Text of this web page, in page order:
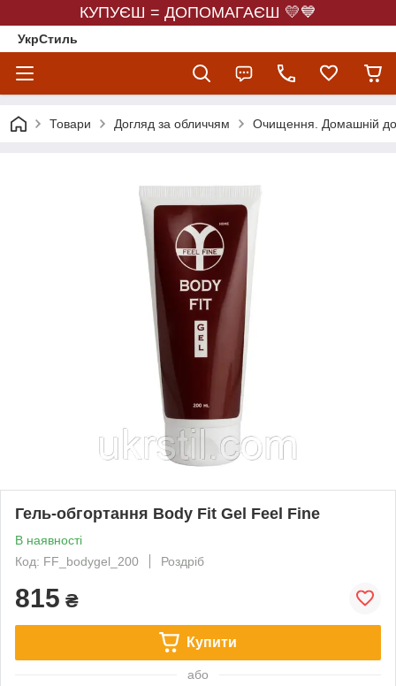
КУПУЄШ = ДОПОМАГАЄШ 💛💙
УкрСтиль
Товари Догляд за обличчям Очищення. Домашній
Гель-обгортання Body Fit Gel Feel Fine
В наявності
Код: FF_bodygel_200
Роздріб
815 ₴
Купити
або